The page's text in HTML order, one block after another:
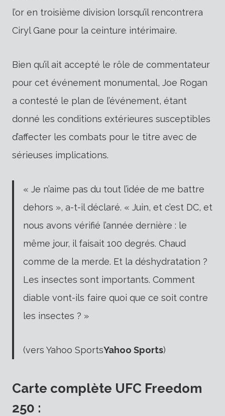
l’or en troisième division lorsqu’il rencontrera
Ciryl Gane pour la ceinture intérimaire.
Bien qu’il ait accepté le rôle de commentateur
pour cet événement monumental, Joe Rogan
a contesté le plan de l’événement, étant
donné les conditions extérieures susceptibles
d’affecter les combats pour le titre avec de
sérieuses implications.
« Je n’aime pas du tout l’idée de me battre
dehors », a-t-il déclaré. « Juin, et c’est DC, et
nous avons vérifié l’année dernière : le
même jour, il faisait 100 degrés. Chaud
comme de la merde. Et la déshydratation ?
Les insectes sont importants. Comment
diable vont-ils faire quoi que ce soit contre
les insectes ? »
(vers Yahoo SportsYahoo Sports)
Carte complète UFC Freedom
250 :